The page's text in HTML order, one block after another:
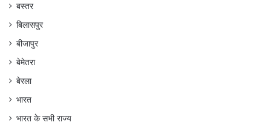
बस्तर
बिलासपुर
बीजापुर
बेमेतरा
बेरला
भारत
भारत के सभी राज्य